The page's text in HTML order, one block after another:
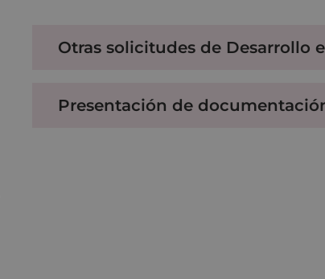
Otras solicitudes de Desarrollo
Presentación de